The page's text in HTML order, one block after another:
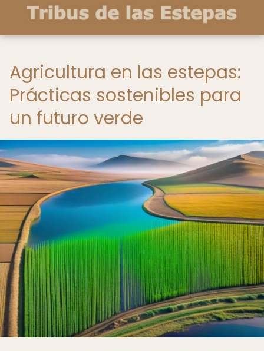
Agricultura en las estepas:
Prácticas sostenibles para
un futuro verde